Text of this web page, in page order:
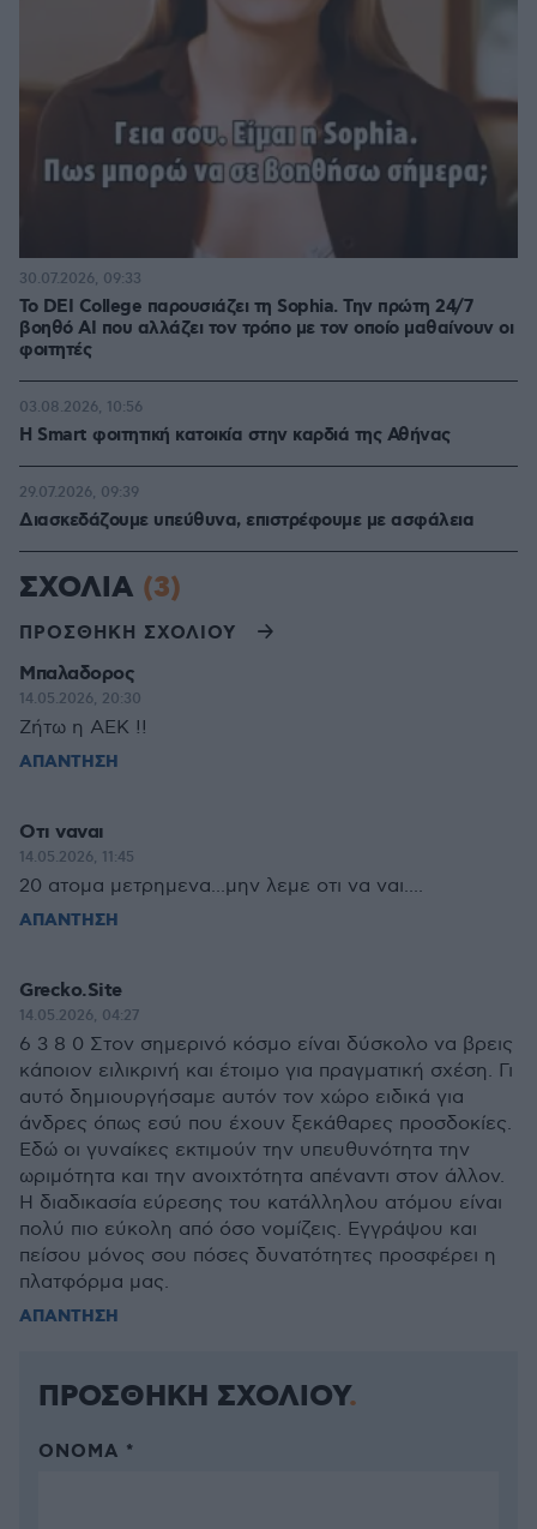
Το DEI College παρουσιάζει τη Sophia. Την πρώτη 24/7
βοηθό AI που αλλάζει τον τρόπο με τον οποίο μαθαίνουν οι
φοιτητές
30.07.2026, 09:33
Η Smart φοιτητική κατοικία στην καρδιά της Αθήνας
03.08.2026, 10:56
Διασκεδάζουμε υπεύθυνα, επιστρέφουμε με ασφάλεια
29.07.2026, 09:39
ΣΧΟΛΙΑ (3)
ΠΡΟΣΘΗΚΗ ΣΧΟΛΙΟΥ
Μπαλαδορος
14.05.2026, 20:30
Ζήτω η ΑΕΚ !!
ΑΠΑΝΤΗΣΗ
Οτι ναναι
14.05.2026, 11:45
20 ατομα μετρημενα...μην λεμε οτι να ναι....
ΑΠΑΝΤΗΣΗ
Grecko.Site
14.05.2026, 04:27
6 3 8 0 Στον σημερινό κόσμο είναι δύσκολο να βρεις
κάποιον ειλικρινή και έτοιμο για πραγματική σχέση. Γι
αυτό δημιουργήσαμε αυτόν τον χώρο ειδικά για
άνδρες όπως εσύ που έχουν ξεκάθαρες προσδοκίες.
Εδώ οι γυναίκες εκτιμούν την υπευθυνότητα την
ωριμότητα και την ανοιχτότητα απέναντι στον άλλον.
Η διαδικασία εύρεσης του κατάλληλου ατόμου είναι
πολύ πιο εύκολη από όσο νομίζεις. Εγγράψου και
πείσου μόνος σου πόσες δυνατότητες προσφέρει η
πλατφόρμα μας.
ΑΠΑΝΤΗΣΗ
ΠΡΟΣΘΗΚΗ ΣΧΟΛΙΟΥ
ΌΝΟΜΑ *